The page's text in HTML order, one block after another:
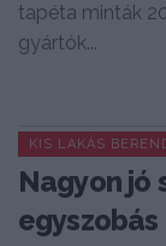
tapéta minták
gyártók...
KIS LAKÁS
Nagyon jó